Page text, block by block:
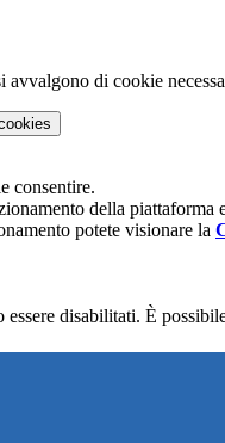
di cookie
consentire.
della piattaforma
potete visionare la
disabilitati. È